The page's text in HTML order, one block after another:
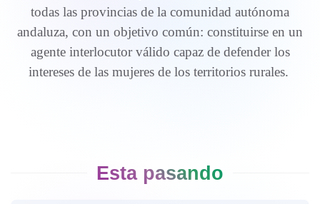
todas las provincias de la comunidad autónoma
andaluza, con un objetivo común: constituirse en un
agente interlocutor válido capaz de defender los
intereses de las mujeres de los territorios rurales.
Esta pasando